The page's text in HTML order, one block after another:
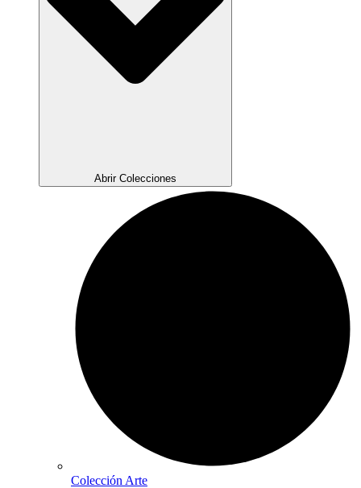
Abrir Colecciones
Colección Arte